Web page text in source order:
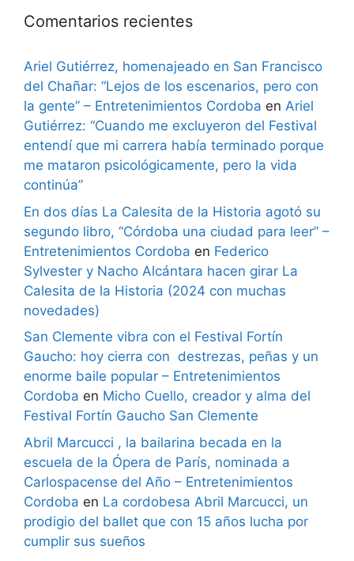
Comentarios recientes
Ariel Gutiérrez, homenajeado en San Francisco
del Chañar: “Lejos de los escenarios, pero con
la gente” – Entretenimientos Cordoba en Ariel
Gutiérrez: “Cuando me excluyeron del Festival
entendí que mi carrera había terminado porque
me mataron psicológicamente, pero la vida
continúa”
En dos días La Calesita de la Historia agotó su
segundo libro, “Córdoba una ciudad para leer” –
Entretenimientos Cordoba en Federico
Sylvester y Nacho Alcántara hacen girar La
Calesita de la Historia (2024 con muchas
novedades)
San Clemente vibra con el Festival Fortín
Gaucho: hoy cierra con destrezas, peñas y un
enorme baile popular – Entretenimientos
Cordoba en Micho Cuello, creador y alma del
Festival Fortín Gaucho San Clemente
Abril Marcucci , la bailarina becada en la
escuela de la Ópera de París, nominada a
Carlospacense del Año – Entretenimientos
Cordoba en La cordobesa Abril Marcucci, un
prodigio del ballet que con 15 años lucha por
cumplir sus sueños